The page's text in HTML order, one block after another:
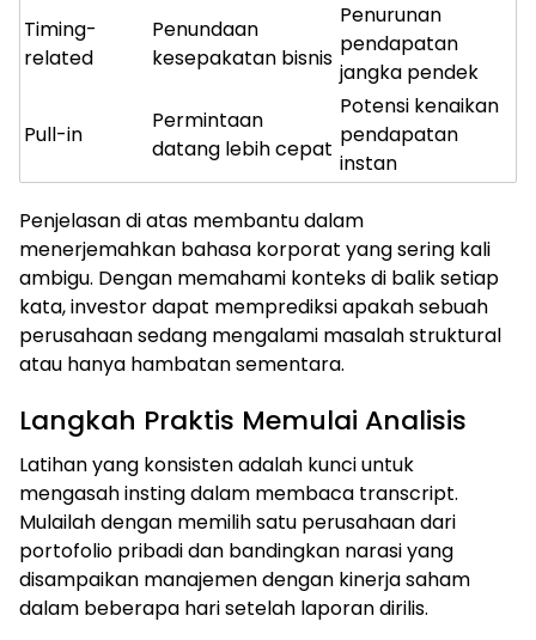
Timing-
related
Penundaan
kesepakatan bisnis
Penurunan
pendapatan
jangka pendek
Pull-in
Permintaan
datang lebih cepat
Potensi kenaikan
pendapatan
instan
Penjelasan di atas membantu dalam
menerjemahkan bahasa korporat yang sering kali
ambigu. Dengan memahami konteks di balik setiap
kata, investor dapat memprediksi apakah sebuah
perusahaan sedang mengalami masalah struktural
atau hanya hambatan sementara.
Langkah Praktis Memulai Analisis
Latihan yang konsisten adalah kunci untuk
mengasah insting dalam membaca transcript.
Mulailah dengan memilih satu perusahaan dari
portofolio pribadi dan bandingkan narasi yang
disampaikan manajemen dengan kinerja saham
dalam beberapa hari setelah laporan dirilis.